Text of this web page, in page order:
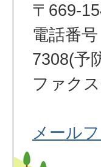
〒669-
電話番
7308(予
ファク
メール